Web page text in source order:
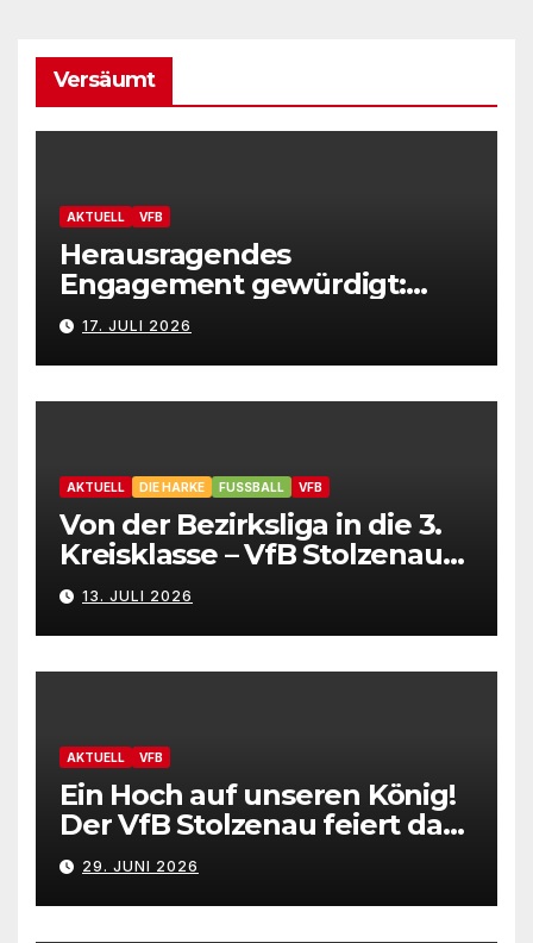
Versäumt
AKTUELL VFB
Herausragendes
Engagement gewürdigt:
Marion Hahn ist
Ehrenamtliche des Jahres
2025 der Gemeinde
Stolzenau!
17. JULI 2026
AKTUELL DIE HARKE FUSSBALL VFB
Von der Bezirksliga in die 3.
Kreisklasse – VfB Stolzenau
präsentiert Neuzugänge
13. JULI 2026
AKTUELL VFB
Ein Hoch auf unseren König!
Der VfB Stolzenau feiert das
Schützenfest 2026
29. JUNI 2026